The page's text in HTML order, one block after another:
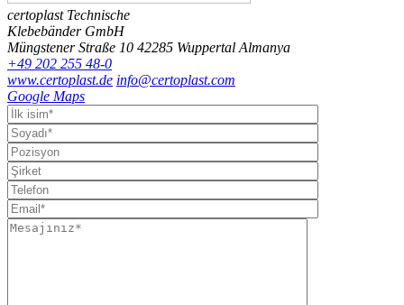
certoplast Technische
Klebebänder GmbH
Müngstener Straße 10 42285 Wuppertal Almanya
+49 202 255 48-0
www.certoplast.de info@certoplast.com
Google Maps